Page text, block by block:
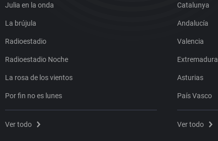
Julia en la onda
La brújula
Radioestadio
Radioestadio Noche
La rosa de los vientos
Por fin no es lunes
Ver todo
Catalunya
Andalucía
Valencia
Extremadura
Asturias
País Vasco
Ver todo